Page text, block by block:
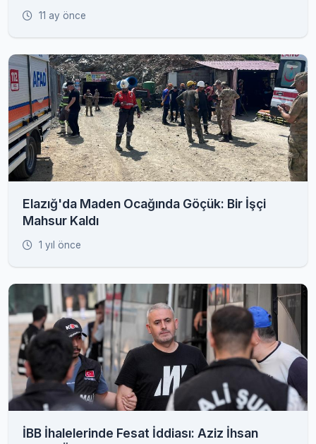
Sevk Edildi
11 ay önce
Elazığ'da Maden Ocağında Göçük: Bir İşçi
Mahsur Kaldı
1 yıl önce
İBB İhalelerinde Fesat İddiası: Aziz İhsan